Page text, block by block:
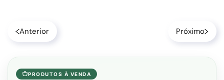
Anterior Próximo
PRODUTOS À VENDA